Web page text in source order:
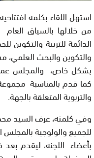
استهل اللقاء بكلمة
من خلالها بالسياق العام
الدائمة للتربية والتكوين
والتكوين والبحث العلمي،
بشكل خاص، والمجلس
كما قدم بالمناسبة
والتربوية المتعلقة بالجهة.
وفي كلمته، عرف السيد
للجميع والولوجية بالمجلس
بأعضاء اللجنة، ليقدم